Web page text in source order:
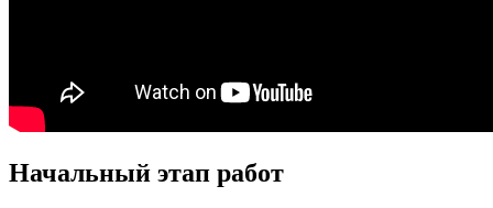
Начальный этап работ